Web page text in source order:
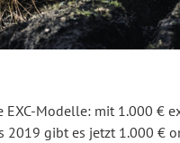
Modelle: mit 1.000 €
2019 gibt es jetzt 1.000 €